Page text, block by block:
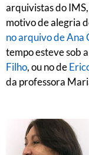
arquivistas do
motivo de alegria
no arquivo de Ana
tempo esteve sob
Filho, ou no de
da professora